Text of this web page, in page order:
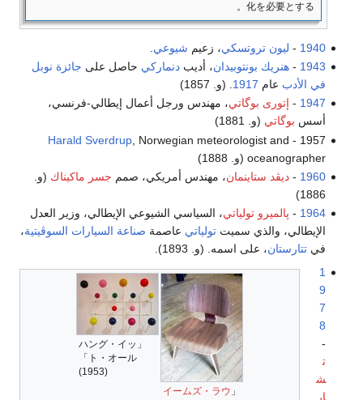
化を必要とする。
1940
- ليون تروتسكي، زعيم شيوعي
1943
-هنريك بونتوبيدان، أديبدنماركي حاصل على جائزة نوبل
في الأدب عام 1917 . (و. 1857)
1947
- إتورى بوگاتي، مهندس ورجل أعمال إيطالي-فرنسي،
أسس بوگاتي (و. 1881)
1957 -
Harald Sverdrup, Norwegian meteorologist and
oceanographer (و. 1888)
1960
-ديڤد ستاينمان، مهندس أمريكي، صمم جسر ماكيناك (و.
1886)
1964
- پالميرو تولياتي، السياسي الشيوعي الإيطالي، وزير العدل
الإيطالي، والذي سميتتولياتي عاصمة صناعة السيارات السوڤيتية،
فيتتارستان، على اسمه. (و. 1893).
「
イームズ・ラウ
「ハング・イッ
ト・オール」
(1953)
1
9
7
8
-
ت
ش
ار